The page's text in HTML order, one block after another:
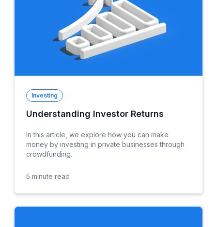
Investing
Understanding Investor Returns
In this article, we explore how you can make
money by investing in private businesses through
crowdfunding.
5 minute read